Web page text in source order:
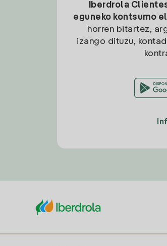
Iberdrola
eguneko kontsumo
horren bitartez,
izango dituzu,